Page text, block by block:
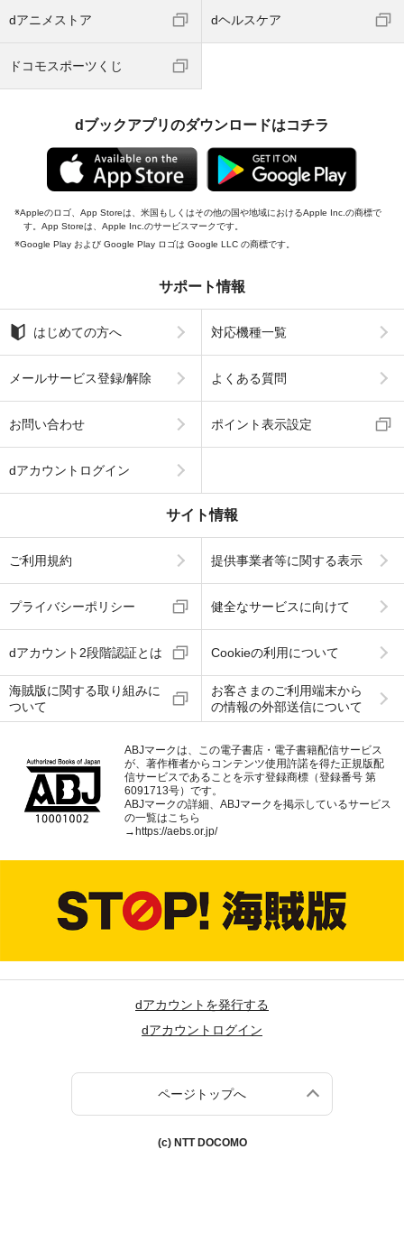
dアニメストア dヘルスケア
ドコモスポーツくじ
dブックアプリのダウンロードはコチラ
Appleのロゴ、App Storeは、米国もしくはその他の国や地域におけるApple Inc.の商標で
す。App Storeは、Apple Inc.のサービスマークです。
Google Play および Google Play ロゴは Google LLC の商標です。
サポート情報
はじめての方へ 対応機種一覧
メールサービス登録/解除 よくある質問
お問い合わせ ポイント表示設定
dアカウントログイン
サイト情報
ご利用規約 提供事業者等に関する表示
プライバシーポリシー 健全なサービスに向けて
dアカウント2段階認証とは Cookieの利用について
海賊版に関する取り組みに
ついて
お客さまのご利用端末から
の情報の外部送信について
ABJマークは、この電子書店・電子書籍配信サービス
が、著作権者からコンテンツ使用許諾を得た正規版配
信サービスであることを示す登録商標（登録番号 第
6091713号）です。
ABJマークの詳細、ABJマークを掲示しているサービス
の一覧はこちら
→https://aebs.or.jp/
dアカウントを発行する
dアカウントログイン
ページトップへ
(c) NTT DOCOMO